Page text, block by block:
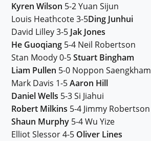
Kyren Wilson 5-2 Yuan Sijun
Louis Heathcote 3-5Ding Junhui
David Lilley 3-5 Jak Jones
He Guoqiang 5-4 Neil Robertson
Stan Moody 0-5Stuart Bingham
Liam Pullen 5-0 Noppon Saengkham
Mark Davis 1-5Aaron Hill
Daniel Wells 5-3 Si Jiahui
Robert Milkins 5-4 Jimmy Robertson
Shaun Murphy 5-4 Wu Yize
Elliot Slessor 4-5 Oliver Lines